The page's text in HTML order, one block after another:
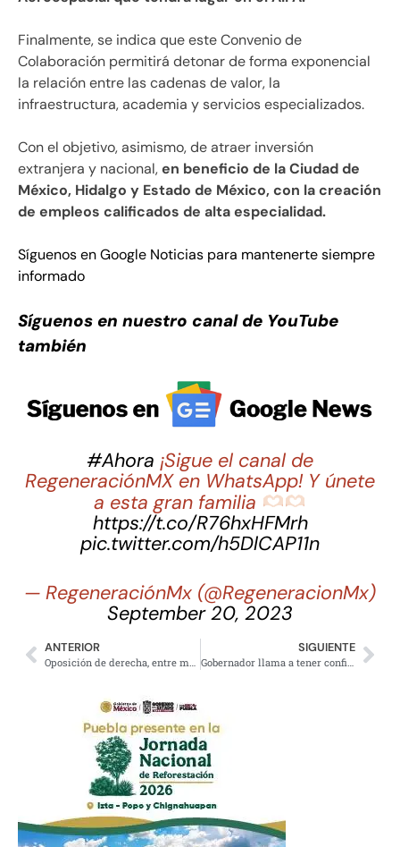
Finalmente, se indica que este Convenio de
Colaboración permitirá detonar de forma exponencial
la relación entre las cadenas de valor, la
infraestructura, academia y servicios especializados.
Con el objetivo, asimismo, de atraer inversión
extranjera y nacional,en beneficio de la Ciudad de
México, Hidalgo y Estado de México, con la creación
de empleos calificados de alta especialidad.
Síguenos en Google Noticias para mantenerte siempre
informado
Síguenos en nuestro canal de YouTube
también
#Ahora ¡Sigue el canal de
RegeneraciónMX en WhatsApp! Y únete
a esta gran familia
https://t.co/R76hxHFMrh
pic.twitter.com/h5DlCAP11n
— RegeneraciónMx (@RegeneracionMx)
September 20, 2023
ANTERIOR
Oposición de derecha, entre más miente más se hunde: Sheinbaum
SIGUIENTE
Gobernador llama a tener confianza en pacto a favor de la caguama